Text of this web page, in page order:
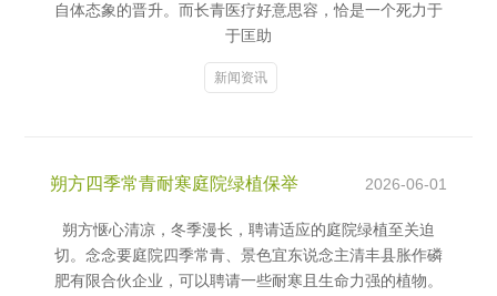
自体态象的晋升。而长青医疗好意思容，恰是一个死力于
于匡助
新闻资讯
朔方四季常青耐寒庭院绿植保举 2026-06-01
朔方惬心清凉，冬季漫长，聘请适应的庭院绿植至关迫
切。念念要庭院四季常青、景色宜东说念主清丰县胀作磷
肥有限合伙企业，可以聘请一些耐寒且生命力强的植物。